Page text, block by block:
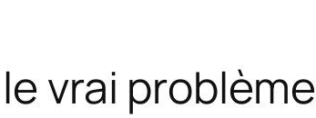
vrai problème